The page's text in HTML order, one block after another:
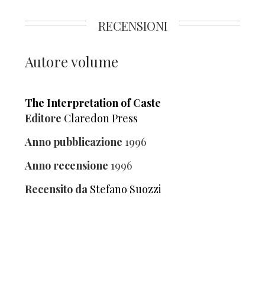
RECENSIONI
Autore volume
The Interpretation of Caste
Editore Claredon Press
Anno pubblicazione 1996
Anno recensione 1996
Recensito da Stefano Suozzi